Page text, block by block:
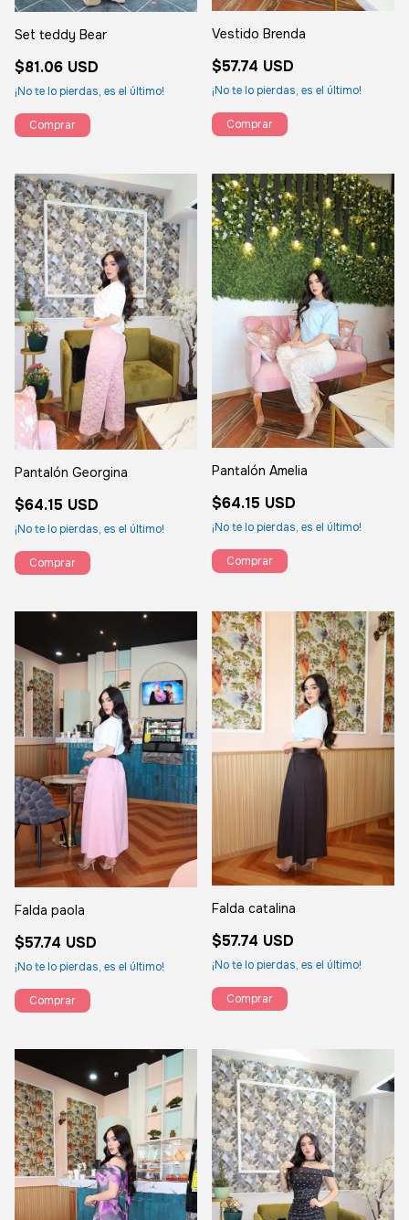
Set teddy Bear
$81.06 USD
¡No te lo pierdas, es el último!
Comprar
Vestido Brenda
$57.74 USD
¡No te lo pierdas, es el último!
Comprar
Pantalón Georgina
$64.15 USD
¡No te lo pierdas, es el último!
Comprar
Pantalón Amelia
$64.15 USD
¡No te lo pierdas, es el último!
Comprar
Falda paola
$57.74 USD
¡No te lo pierdas, es el último!
Comprar
Falda catalina
$57.74 USD
¡No te lo pierdas, es el último!
Comprar